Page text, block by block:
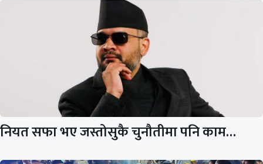
नियत सफा भए जस्तोसुकै चुनौतीमा पनि काम…